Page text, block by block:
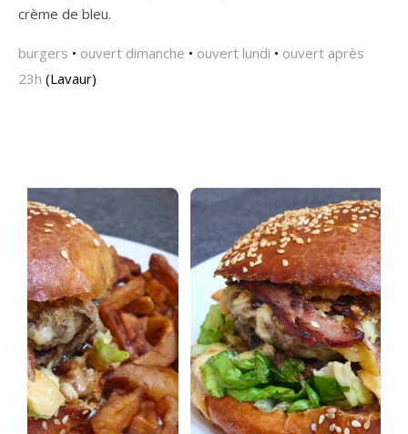
crème de bleu.
burgers • ouvert dimanche • ouvert lundi • ouvert après
23h (Lavaur)